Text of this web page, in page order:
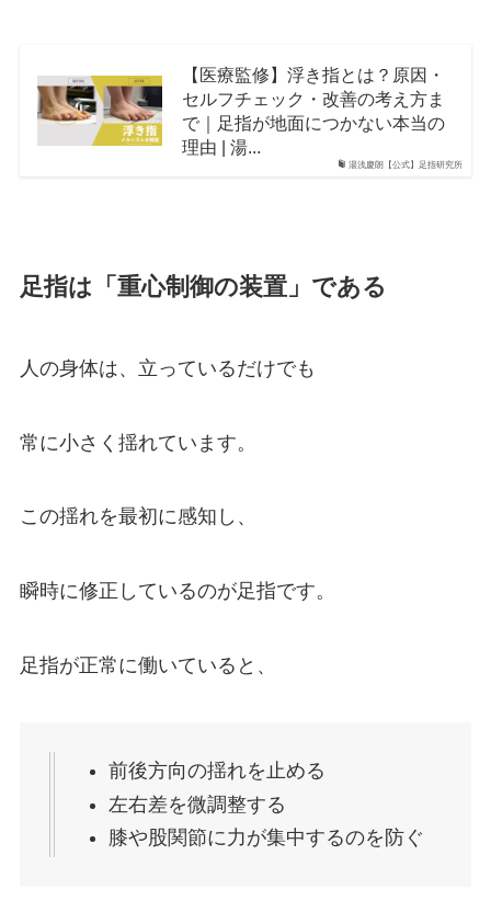
湯浅慶朗【公式】足指研究所
【医療監修】浮き指とは？原因・
セルフチェック・改善の考え方ま
で｜足指が地面につかない本当の
理由 | 湯...
足指は「重心制御の装置」である
人の身体は、立っているだけでも
常に小さく揺れています。
この揺れを最初に感知し、
瞬時に修正しているのが足指です。
足指が正常に働いていると、
前後方向の揺れを止める
左右差を微調整する
膝や股関節に力が集中するのを防ぐ